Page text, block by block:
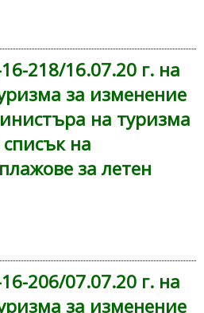
218/16.07.20 г. на
за изменение
на туризма
на
за летен
206/07.07.20 г. на
за изменение